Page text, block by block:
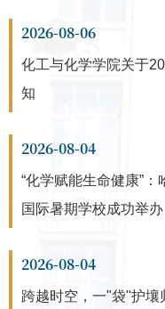
2026-08-06
化工与化学学院关于
知
2026-08-04
“化学赋能生命健康”
国际暑期学校成功举办
2026-08-04
跨越时空，一"袋"护